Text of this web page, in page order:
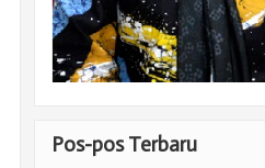
Pos-pos Terbaru